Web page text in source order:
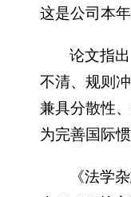
这是公司本
论文指
不清、规则
兼具分散性
为完善国际
《法学